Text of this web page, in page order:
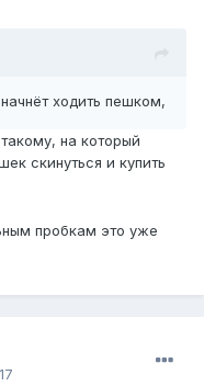
ходить пешком,
на который
скинуться и купить
пробкам это уже